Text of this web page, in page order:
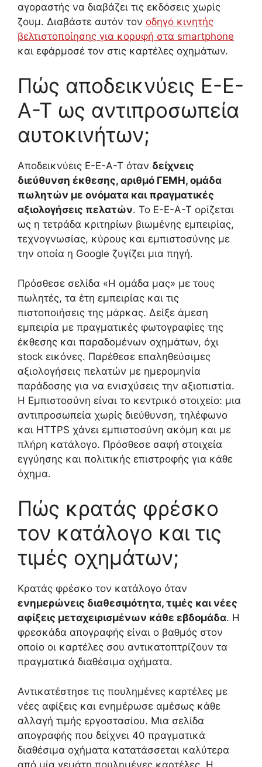
αγοραστής να διαβάζει τις εκδόσεις χωρίς
ζουμ. Διαβάστε αυτόν τον οδηγό κινητής
βελτιστοποίησης για κορυφή στα smartphone
και εφάρμοσέ τον στις καρτέλες οχημάτων.
Πώς αποδεικνύεις E-E-
A-T ως αντιπροσωπεία
αυτοκινήτων;
Αποδεικνύεις E-E-A-T όταν δείχνεις
διεύθυνση έκθεσης, αριθμό ΓΕΜΗ, ομάδα
πωλητών με ονόματα και πραγματικές
αξιολογήσεις πελατών. Το E-E-A-T ορίζεται
ως η τετράδα κριτηρίων βιωμένης εμπειρίας,
τεχνογνωσίας, κύρους και εμπιστοσύνης με
την οποία η Google ζυγίζει μια πηγή.
Πρόσθεσε σελίδα «Η ομάδα μας» με τους
πωλητές, τα έτη εμπειρίας και τις
πιστοποιήσεις της μάρκας. Δείξε άμεση
εμπειρία με πραγματικές φωτογραφίες της
έκθεσης και παραδομένων οχημάτων, όχι
stock εικόνες. Παρέθεσε επαληθεύσιμες
αξιολογήσεις πελατών με ημερομηνία
παράδοσης για να ενισχύσεις την αξιοπιστία.
Η Εμπιστοσύνη είναι το κεντρικό στοιχείο: μια
αντιπροσωπεία χωρίς διεύθυνση, τηλέφωνο
και HTTPS χάνει εμπιστοσύνη ακόμη και με
πλήρη κατάλογο. Πρόσθεσε σαφή στοιχεία
εγγύησης και πολιτικής επιστροφής για κάθε
όχημα.
Πώς κρατάς φρέσκο
τον κατάλογο και τις
τιμές οχημάτων;
Κρατάς φρέσκο τον κατάλογο όταν
ενημερώνεις διαθεσιμότητα, τιμές και νέες
αφίξεις μεταχειρισμένων κάθε εβδομάδα. Η
φρεσκάδα απογραφής είναι ο βαθμός στον
οποίο οι καρτέλες σου αντικατοπτρίζουν τα
πραγματικά διαθέσιμα οχήματα.
Αντικατέστησε τις πουλημένες καρτέλες με
νέες αφίξεις και ενημέρωσε αμέσως κάθε
αλλαγή τιμής εργοστασίου. Μια σελίδα
απογραφής που δείχνει 40 πραγματικά
διαθέσιμα οχήματα κατατάσσεται καλύτερα
από μία γεμάτη πουλημένες καρτέλες. Η